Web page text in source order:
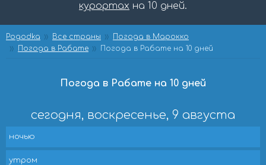
курортах на 10 дней.
Pogodka Все страны
Погода в Марокко
Погода в Рабате
Погода в Рабате на 10 дней
Погода в Рабате на 10 дней
сегодня, воскресенье, 9 августа
ночью
утром